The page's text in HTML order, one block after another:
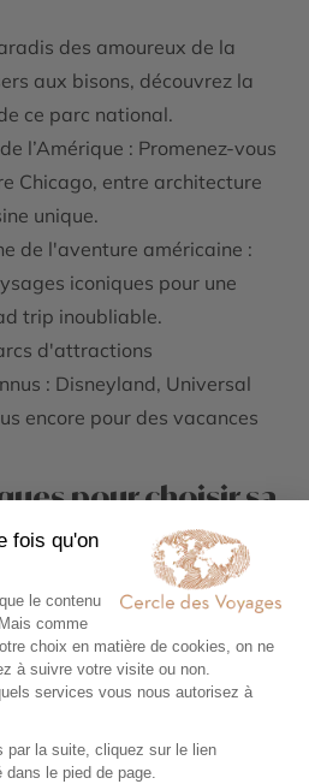
des amoureux de la
aux bisons, découvrez la
ce parc national.
l’Amérique : Promenez-vous
Chicago, entre architecture
unique.
de l'aventure américaine :
iconiques pour une
trip inoubliable.
d'attractions
: Disneyland, Universal
encore pour des vacances
pour choisir sa
aux USA